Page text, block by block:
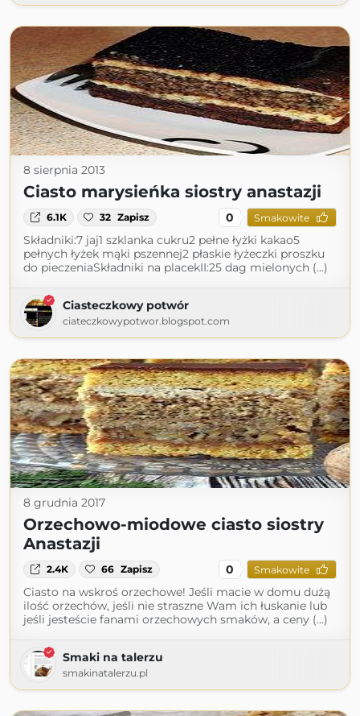
8 sierpnia 2013
Ciasto marysieńka siostry anastazji
6.1K 32 Zapisz 0 Smakowite
Składniki:7 jaj1 szklanka cukru2 pełne łyżki kakao5
pełnych łyżek mąki pszennej2 płaskie łyżeczki proszku
do pieczeniaSkładniki na placekII:25 dag mielonych (...)
Ciasteczkowy potwór
ciateczkowypotwor.blogspot.com
8 grudnia 2017
Orzechowo-miodowe ciasto siostry
Anastazji
2.4K 66 Zapisz 0 Smakowite
Ciasto na wskroś orzechowe! Jeśli macie w domu dużą
ilość orzechów, jeśli nie straszne Wam ich łuskanie lub
jeśli jesteście fanami orzechowych smaków, a ceny (...)
Smaki na talerzu
smakinatalerzu.pl